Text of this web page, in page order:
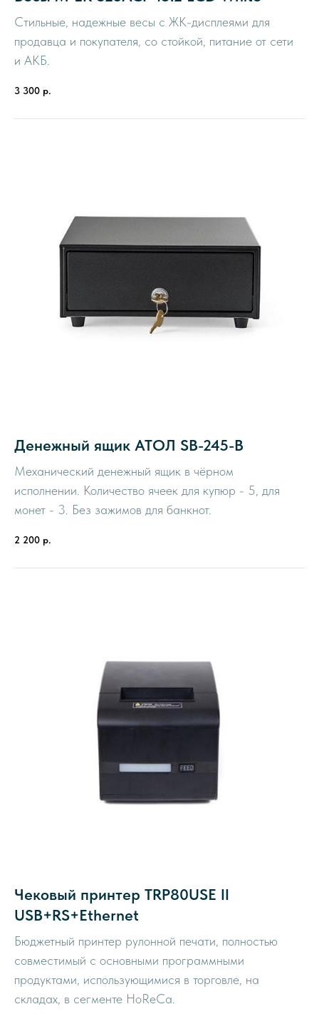
Стильные, надежные весы с ЖК-дисплеями для
продавца и покупателя, со стойкой, питание от сети
и АКБ.
3 300 р.
Денежный ящик АТОЛ SB-245-B
Механический денежный ящик в чёрном
исполнении. Количество ячеек для купюр - 5, для
монет - 3. Без зажимов для банкнот.
2 200 р.
Чековый принтер TRP80USE II
USB+RS+Ethernet
Бюджетный принтер рулонной печати, полностью
совместимый с основными программными
продуктами, использующимися в торговле, на
складах, в сегменте HoReCa.